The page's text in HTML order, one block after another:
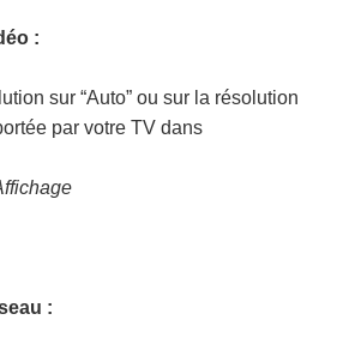
:
sur “Auto” ou sur la résolution
par votre TV dans
: